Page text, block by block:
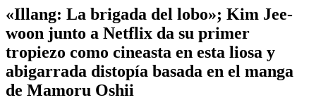
«Illang: La brigada del lobo»; Kim Jee-
woon junto a Netflix da su primer
tropiezo como cineasta en esta liosa y
abigarrada distopía basada en el manga
de Mamoru Oshii